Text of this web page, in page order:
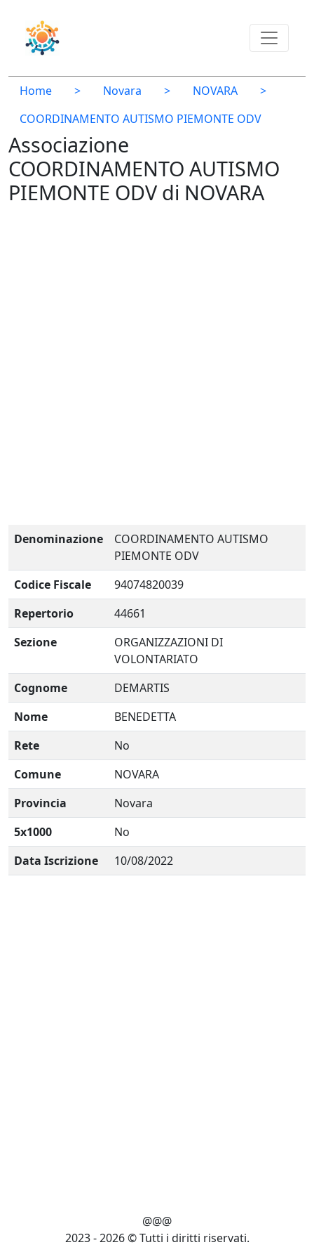
Home > Novara > NOVARA
>
COORDINAMENTO AUTISMO PIEMONTE ODV
Associazione
COORDINAMENTO AUTISMO
PIEMONTE ODV di NOVARA
Denominazione
COORDINAMENTO AUTISMO
PIEMONTE ODV
Codice Fiscale
94074820039
Repertorio
44661
Sezione
ORGANIZZAZIONI DI
VOLONTARIATO
Cognome
DEMARTIS
Nome
BENEDETTA
Rete
No
Comune
NOVARA
Provincia
Novara
5x1000
No
Data Iscrizione
10/08/2022
@@@
2023 - 2026 © Tutti i diritti riservati.